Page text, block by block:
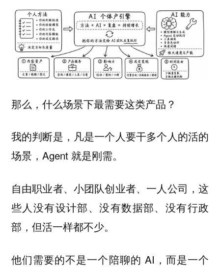
那么，什么场景下最需要这类产品？
我的判断是，凡是一个人要干多个人的活的
场景，Agent 就是刚需。
自由职业者、小团队创业者、一人公司，这
些人没有设计部、没有数据部、没有行政
部，但活一样都不少。
他们需要的不是一个陪聊的 AI，而是一个